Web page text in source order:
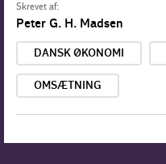
Skrevet af:
Peter G. H. Madsen
DANSK ØKONOMI
OMSÆTNING